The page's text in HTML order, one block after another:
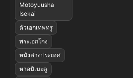
Motoyuusha
Isekai
ตัวเอกเทพทรู
พระเอกโกง
หนังต่างประเทศ
หาอนิเมะดู